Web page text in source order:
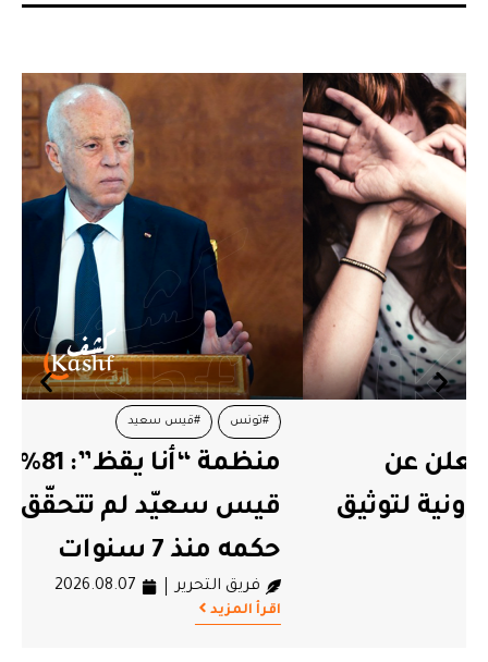
منظمة “أنا يقظ”: 81% من وعود
قيس سعيّد لم تتحقّق في حصيلة
2026.08.07